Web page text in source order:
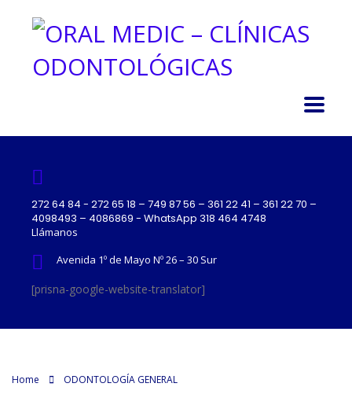
272 64 84 - 272 65 18 – 749 87 56 – 361 22 41 – 361 22 70 –
4098493 – 4086869 - WhatsApp 318 464 4748
Llámanos
Avenida 1º de Mayo Nº 26 – 30 Sur
[prisna-google-website-translator]
Home ODONTOLOGÍA GENERAL